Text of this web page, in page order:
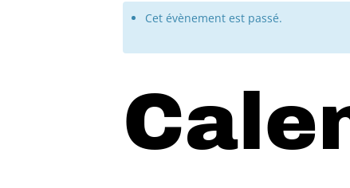
Cet évènement est passé.